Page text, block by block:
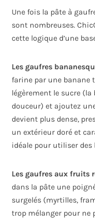
Une fois la pâte à
sont nombreuses.
cette logique d’une
Les gaufres
farine par une banane
légèrement le sucre
douceur) et ajoutez
devient plus dense,
un extérieur doré et
idéale pour utiliser
Les gaufres aux fruits
dans la pâte une
surgelés (myrtilles,
trop mélanger pour ne